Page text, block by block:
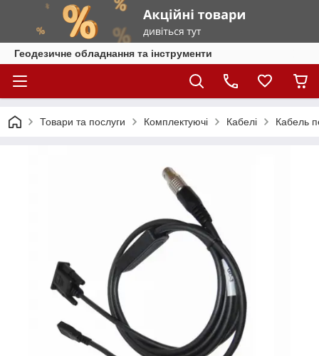
Геодезичне обладнання та інструменти
Товари та послуги Комплектуючі Кабелі Кабель